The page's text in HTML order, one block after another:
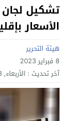
تشكيل لجان
الأسعار
هيئة التحرير
8 فبراير 2023
آخر تحديث : الأربعاء, 8 فبراير, 2023 - 11:34 صباحًا